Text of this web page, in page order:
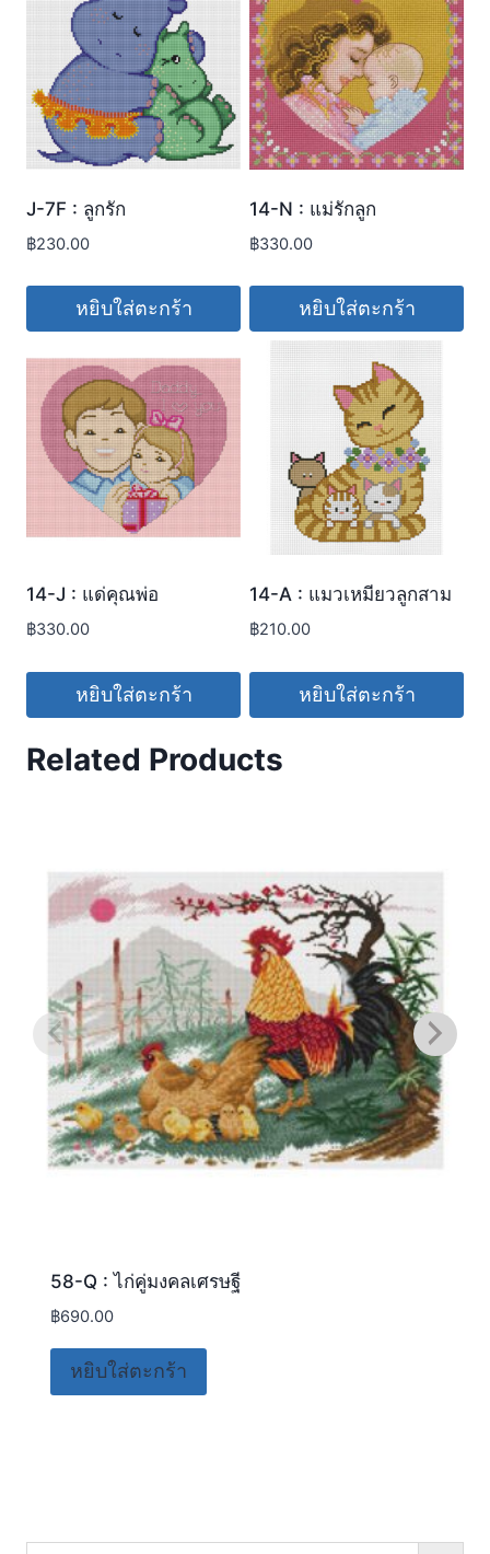
J-7F : ลูกรัก
฿230.00
หยิบใส่ตะกร้า
14-N : แม่รักลูก
฿330.00
หยิบใส่ตะกร้า
14-J : แด่คุณพ่อ
฿330.00
หยิบใส่ตะกร้า
14-A : แมวเหมียวลูกสาม
฿210.00
หยิบใส่ตะกร้า
Related Products
58-Q : ไก่คู่มงคลเศรษฐี
฿690.00
หยิบใส่ตะกร้า